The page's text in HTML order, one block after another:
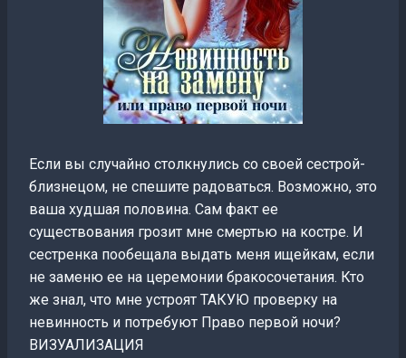
Если вы случайно столкнулись со своей сестрой-
близнецом, не спешите радоваться. Возможно, это
ваша худшая половина. Сам факт ее
существования грозит мне смертью на костре. И
сестренка пообещала выдать меня ищейкам, если
не заменю ее на церемонии бракосочетания. Кто
же знал, что мне устроят ТАКУЮ проверку на
невинность и потребуют Право первой ночи?
ВИЗУАЛИЗАЦИЯ